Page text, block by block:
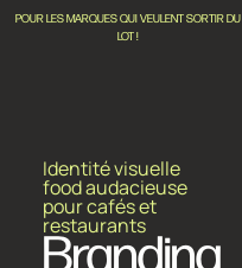
POUR LES MARQUES QUI VEULENT SORTIR DU
LOT !
Identité visuelle
food audacieuse
pour cafés et
restaurants